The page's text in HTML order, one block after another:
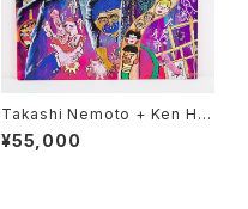
Takashi Nemoto + Ken Ha
maguchi／まごころ（BLONDI
E）
¥55,000